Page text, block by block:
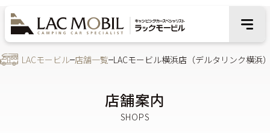
LACモービル 店舗一覧 LACモービル横浜店（デルタリンク横浜
店舗案内